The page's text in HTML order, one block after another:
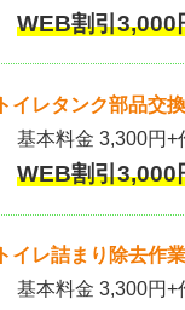
WEB割引
トイレタンク部品交
基本料金 3,300円+
WEB割引
トイレ詰まり除去作
基本料金 3,300円+